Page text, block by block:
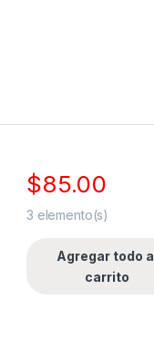
$85.00
3 elemento(s)
Agregar todo al
carrito